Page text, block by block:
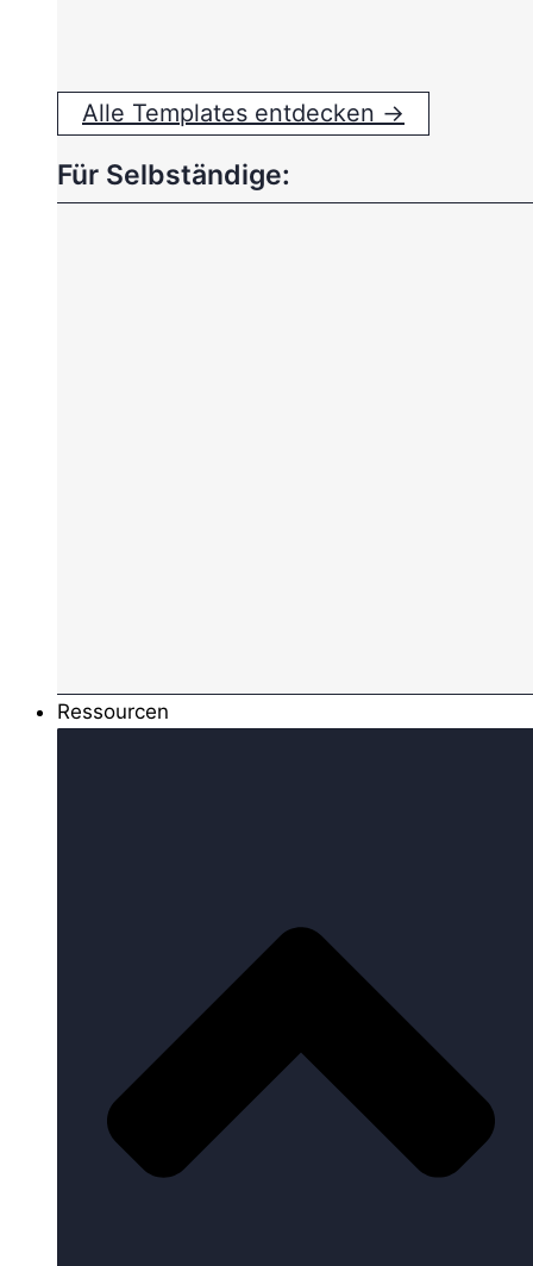
Alle Templates entdecken →
Für Selbständige:
Ressourcen